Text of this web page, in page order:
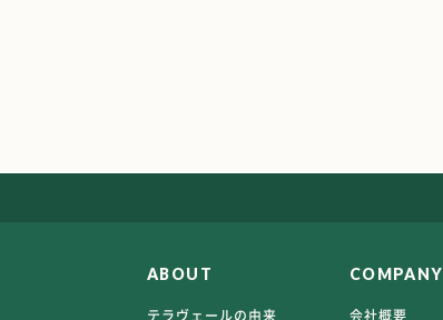
ABOUT
テラヴェールの由来
COMPANY
会社概要